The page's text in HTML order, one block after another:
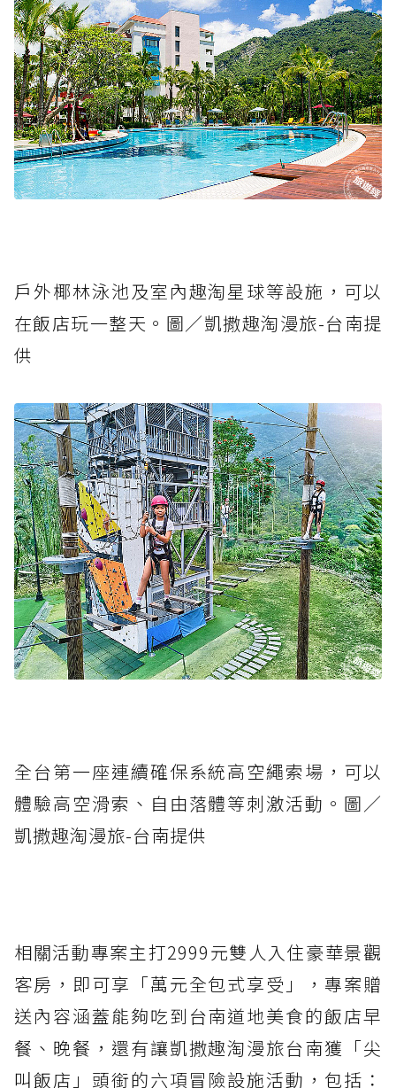
戶外椰林泳池及室內趣淘星球等設施，可以
在飯店玩一整天。圖／凱撒趣淘漫旅-台南提
供
全台第一座連續確保系統高空繩索場，可以
體驗高空滑索、自由落體等刺激活動。圖／
凱撒趣淘漫旅-台南提供
相關活動專案主打2999元雙人入住豪華景觀
客房，即可享「萬元全包式享受」，專案贈
送內容涵蓋能夠吃到台南道地美食的飯店早
餐、晚餐，還有讓凱撒趣淘漫旅台南獲「尖
叫飯店」頭銜的六項冒險設施活動，包括：